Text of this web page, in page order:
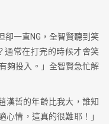
卻一直NG，全智賢聽到笑
通常在打完的時候才會笑
夠投入。」全智賢急忙解
漢哲的年齡比我大，誰知
情，這真的很難耶！」